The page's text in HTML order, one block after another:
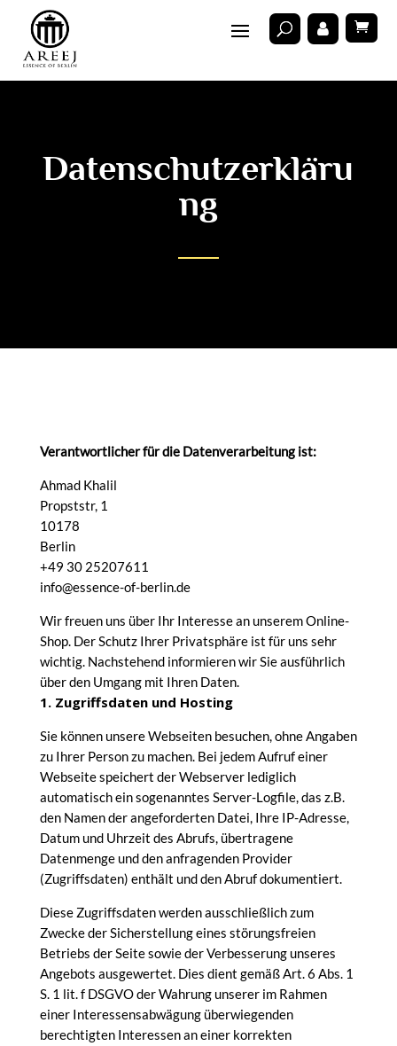
Datenschutzerkläru
ng
Verantwortlicher für die Datenverarbeitung ist:
Ahmad Khalil
Propststr, 1
10178
Berlin
+49 30 25207611
info@essence-of-berlin.de
Wir freuen uns über Ihr Interesse an unserem Online-
Shop. Der Schutz Ihrer Privatsphäre ist für uns sehr
wichtig. Nachstehend informieren wir Sie ausführlich
über den Umgang mit Ihren Daten.
1. Zugriffsdaten und Hosting
Sie können unsere Webseiten besuchen, ohne Angaben
zu Ihrer Person zu machen. Bei jedem Aufruf einer
Webseite speichert der Webserver lediglich
automatisch ein sogenanntes Server-Logfile, das z.B.
den Namen der angeforderten Datei, Ihre IP-Adresse,
Datum und Uhrzeit des Abrufs, übertragene
Datenmenge und den anfragenden Provider
(Zugriffsdaten) enthält und den Abruf dokumentiert.
Diese Zugriffsdaten werden ausschließlich zum
Zwecke der Sicherstellung eines störungsfreien
Betriebs der Seite sowie der Verbesserung unseres
Angebots ausgewertet. Dies dient gemäß Art. 6 Abs. 1
S. 1 lit. f DSGVO der Wahrung unserer im Rahmen
einer Interessensabwägung überwiegenden
berechtigten Interessen an einer korrekten